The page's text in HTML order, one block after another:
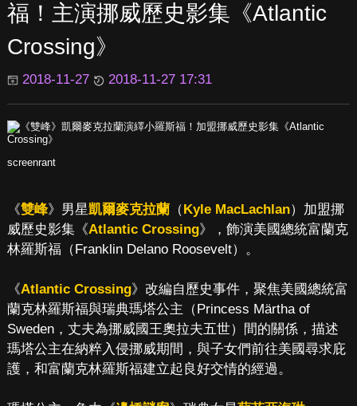
福！主演挪威歷史影集《Atlantic
Crossing》
2018-11-27 2018-11-27 17:31
screenrant
《雙峰》男星凱爾麥克拉蘭（Kyle MacLachlan）加盟挪
威歷史影集《Atlantic Crossing》，飾演美國總統富蘭克
林羅斯福（Franklin Delano Roosevelt）。
《Atlantic Crossing》改編自歷史事件，聚焦美國總統富
蘭克林羅斯福與瑞典瑪塔公主（Princess Märtha of
Sweden，丈夫為挪威國王奧拉夫五世）間的關係，描述
瑪塔公主在納粹入侵挪威期間，與子女們前往美國尋求庇
護，和富蘭克林羅斯福建立起良好交情的經過。